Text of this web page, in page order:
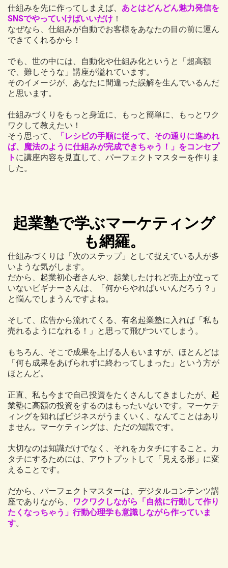
仕組みを先に作ってしまえば、 あとはどんどん魅力発信を
SNSでやっていけばいいだけ ！
なぜなら、仕組みが自動でお客様をあなたの目の前に運ん
できてくれるから！
でも、世の中には、自動化や仕組み化というと「超高額
で、難しそうな」講座が溢れています。
そのイメージが、あなたに間違った誤解を生んでいるんだ
と思います。
仕組みづくりをもっと身近に、もっと簡単に、もっとワク
ワクして教えたい！
そう思って、
「レシピの手順に従って、その通りに進めれ
ば、魔法のように仕組みが完成できちゃう！」をコンセプ
ト に講座内容を見直して、パーフェクトマスターを作りま
した。
起業塾で学ぶマーケティング
も網羅。
仕組みづくりは「次のステップ」として捉えている人が多
いような気がします。
だから、起業初心者さんや、起業したけれど売上が立って
いないビギナーさんは、「何からやればいいんだろう？」
と悩んでしまうんですよね。
そして、広告から流れてくる、有名起業塾に入れば「私も
売れるようになれる！」と思って飛びついてしまう。
もちろん、そこで成果を上げる人もいますが、ほとんどは
「何も成果をあげられずに終わってしまった」という方が
ほとんど。
正直、私も今まで自己投資をたくさんしてきましたが、起
業塾に高額の投資をするのはもったいないです。マーケテ
ィングを知ればビジネスがうまくいく、なんてことはあり
ません。マーケティングは、ただの知識です。
大切なのは知識だけでなく、それをカタチにすること。カ
タチにするためには、アウトプットして「見える形」に変
えることです。
だから、パーフェクトマスターは、デジタルコンテンツ講
座でありながら、
ワクワクしながら「自然に行動して作り
たくなっちゃう」行動心理学も意識しながら作っていま
す。